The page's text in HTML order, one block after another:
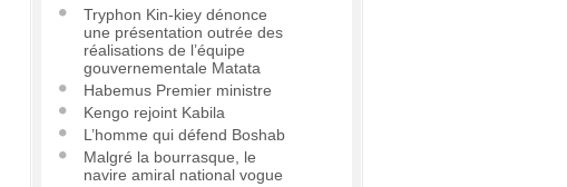
Tryphon Kin-kiey dénonce
une présentation outrée des
réalisations de l’équipe
gouvernementale Matata
Habemus Premier ministre
Kengo rejoint Kabila
L’homme qui défend Boshab
Malgré la bourrasque, le
navire amiral national vogue